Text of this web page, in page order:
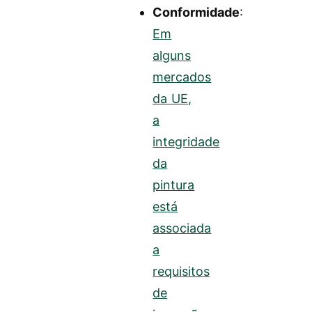
Conformidade:
Em
alguns
mercados
da UE,
a
integridade
da
pintura
está
associada
a
requisitos
de